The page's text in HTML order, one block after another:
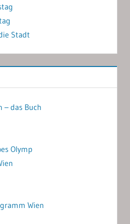
Stadt
– das Buch
Olymp
Wien